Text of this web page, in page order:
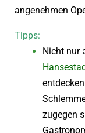
angenehmen
Tipps:
Nicht nur
zugegen